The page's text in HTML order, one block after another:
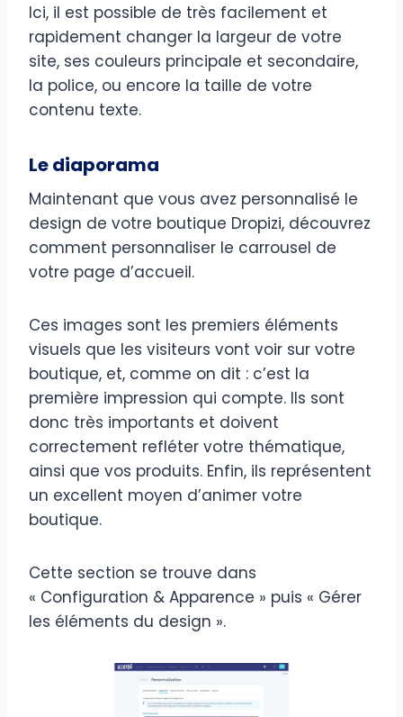
Ici, il est possible de très facilement et
rapidement changer la largeur de votre
site, ses couleurs principale et secondaire,
la police, ou encore la taille de votre
contenu texte.
Le diaporama
Maintenant que vous avez personnalisé le
design de votre boutique Dropizi, découvrez
comment personnaliser le carrousel de
votre page d’accueil.
Ces images sont les premiers éléments
visuels que les visiteurs vont voir sur votre
boutique, et, comme on dit : c’est la
première impression qui compte. Ils sont
donc très importants et doivent
correctement refléter votre thématique,
ainsi que vos produits. Enfin, ils représentent
un excellent moyen d’animer votre
boutique.
Cette section se trouve dans
« Configuration & Apparence » puis « Gérer
les éléments du design ».